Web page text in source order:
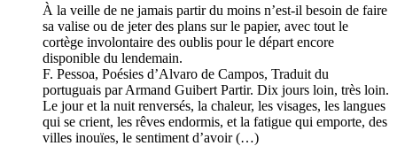
À la veille de ne jamais partir du moins n’est-il besoin de faire
sa valise ou de jeter des plans sur le papier, avec tout le
cortège involontaire des oublis pour le départ encore
disponible du lendemain.
F. Pessoa, Poésies d’Alvaro de Campos, Traduit du
portuguais par Armand Guibert Partir. Dix jours loin, très loin.
Le jour et la nuit renversés, la chaleur, les visages, les langues
qui se crient, les rêves endormis, et la fatigue qui emporte, des
villes inouïes, le sentiment d’avoir (…)